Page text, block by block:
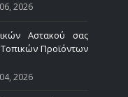
2026
Αστακού σας
Προϊόντων
2026